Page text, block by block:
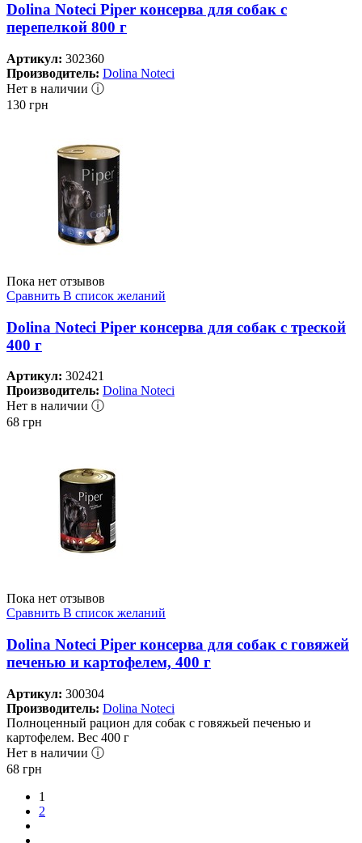
Dolina Noteci Piper консерва для собак с
перепелкой 800 г
Артикул: 302360
Производитель: Dolina Noteci
Нет в наличии ⓘ
130 грн
Пока нет отзывов
Сравнить В список желаний
Dolina Noteci Piper консерва для собак с треской
400 г
Артикул: 302421
Производитель: Dolina Noteci
Нет в наличии ⓘ
68 грн
Пока нет отзывов
Сравнить В список желаний
Dolina Noteci Piper консерва для собак с говяжей
печенью и картофелем, 400 г
Артикул: 300304
Производитель: Dolina Noteci
Полноценный рацион для собак с говяжьей печенью и
картофелем. Вес 400 г
Нет в наличии ⓘ
68 грн
1
2